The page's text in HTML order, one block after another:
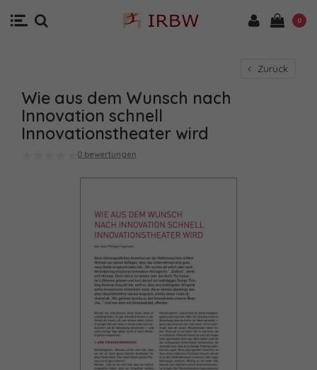
0
Zurück
Wie aus dem Wunsch nach
Innovation schnell
Innovationstheater wird
0 bewertungen